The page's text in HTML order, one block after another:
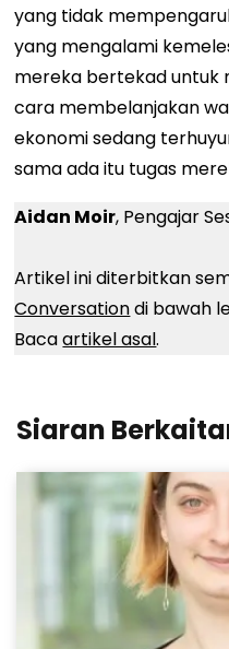
yang tidak
yang mengalami
mereka bertekad untuk
cara membelanjakan
ekonomi sedang
sama ada itu tugas
Aidan Moir, Pengajar
Artikel ini diterbitkan
Conversationdi bawah
Bacaartikel asal.
Siaran